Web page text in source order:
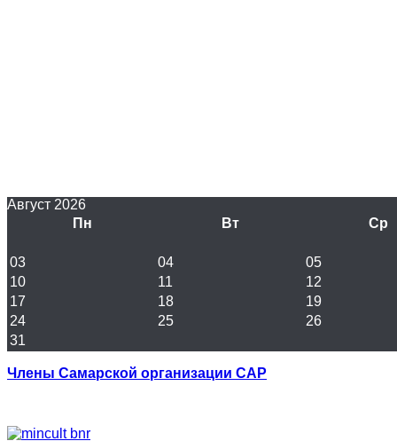
Август 2026
Пн
Вт Ср
03 04
05
10
11
12
17
18
19
24
25
26
31
Члены Самарской организации САР